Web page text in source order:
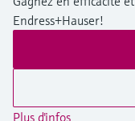
Endress+Hauser!
Plus d'infos